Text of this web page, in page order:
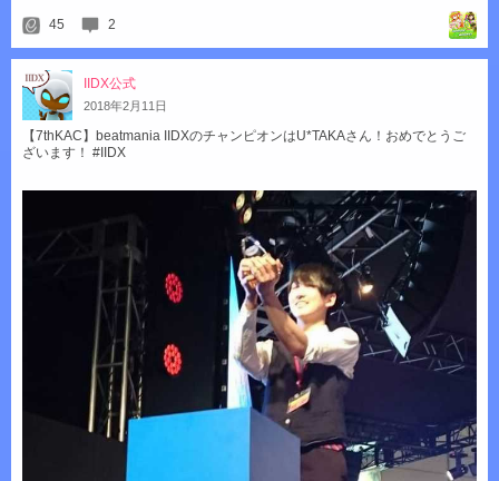
45 2
IIDX公式
2018年2月 11 日
【7thKAC】beatmania IIDXのチャンピオンはU*TAKAさん！おめでとうご
ざいます！ #IIDX